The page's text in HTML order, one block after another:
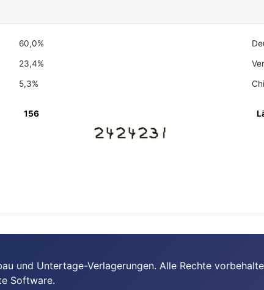
60,0%
23,4%
5,3%
156
und Untertage-Verlagerungen. Alle Rechte
Software.